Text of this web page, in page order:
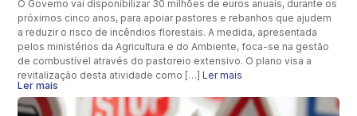
O Governo vai disponibilizar 30 milhões de euros anuais, durante os
próximos cinco anos, para apoiar pastores e rebanhos que ajudem
a reduzir o risco de incêndios florestais. A medida, apresentada
pelos ministérios da Agricultura e do Ambiente, foca-se na gestão
de combustível através do pastoreio extensivo. O plano visa a
revitalização desta atividade como […]Ler mais
Ler mais